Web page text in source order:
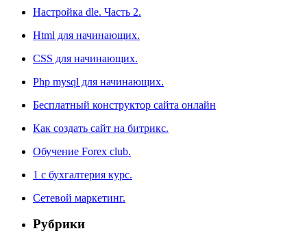
Настройка dle. Часть 2.
Html для начинающих.
CSS для начинающих.
Php mysql для начинающих.
Бесплатный конструктор сайта онлайн
Как создать сайт на битрикс.
Обучение Forex club.
1 с бухгалтерия курс.
Cетевой маркетинг.
Рубрики